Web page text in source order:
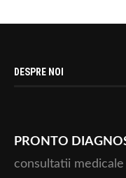
DESPRE NOI
PRONTO
consultatii